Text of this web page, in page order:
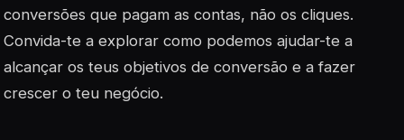
conversões que pagam as contas, não os cliques.
Convida-te a explorar como podemos ajudar-te a
alcançar os teus objetivos de conversão e a fazer
crescer o teu negócio.